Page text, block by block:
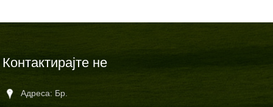
Контактирајте не
Адреса: Бр.